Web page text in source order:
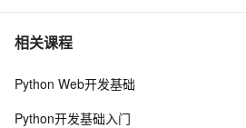
7 大数据中自然语言处理 (NLP)
8 【Python自然语言处理】规则分词中
相关课程
Python Web开发基础
Python开发基础入门